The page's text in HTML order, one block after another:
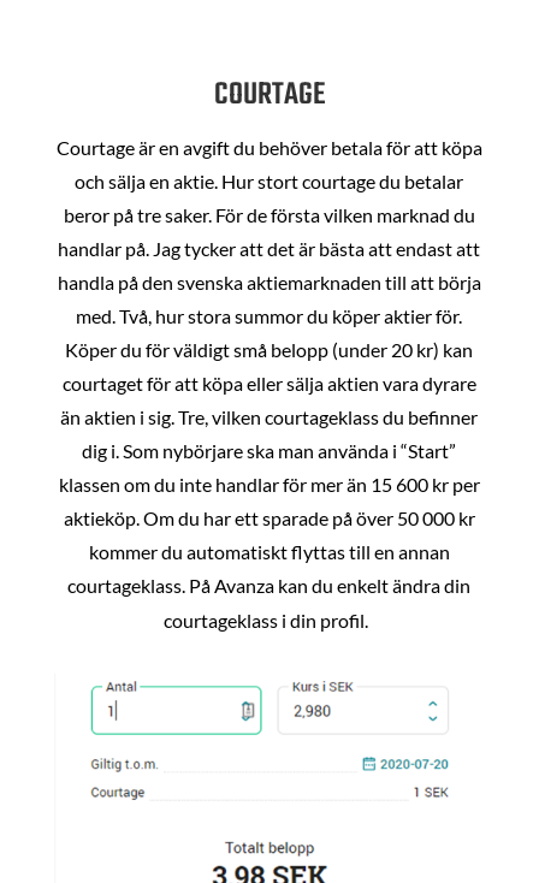
COURTAGE
Courtage är en avgift du behöver betala för att köpa
och sälja en aktie. Hur stort courtage du betalar
beror på tre saker. För de första vilken marknad du
handlar på. Jag tycker att det är bästa att endast att
handla på den svenska aktiemarknaden till att börja
med. Två, hur stora summor du köper aktier för.
Köper du för väldigt små belopp (under 20 kr) kan
courtaget för att köpa eller sälja aktien vara dyrare
än aktien i sig. Tre, vilken courtageklass du befinner
dig i. Som nybörjare ska man använda i “Start”
klassen om du inte handlar för mer än 15 600 kr per
aktieköp. Om du har ett sparade på över 50 000 kr
kommer du automatiskt flyttas till en annan
courtageklass. På Avanza kan du enkelt ändra din
courtageklass i din profil.